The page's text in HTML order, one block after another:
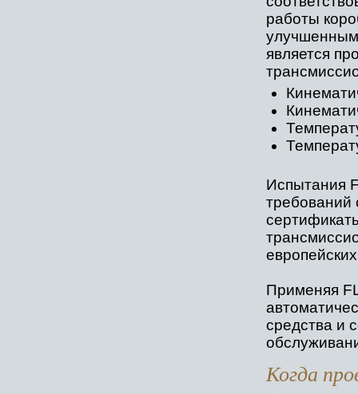
работы
является
Испытания
требований
Применяя
средства и
Когда